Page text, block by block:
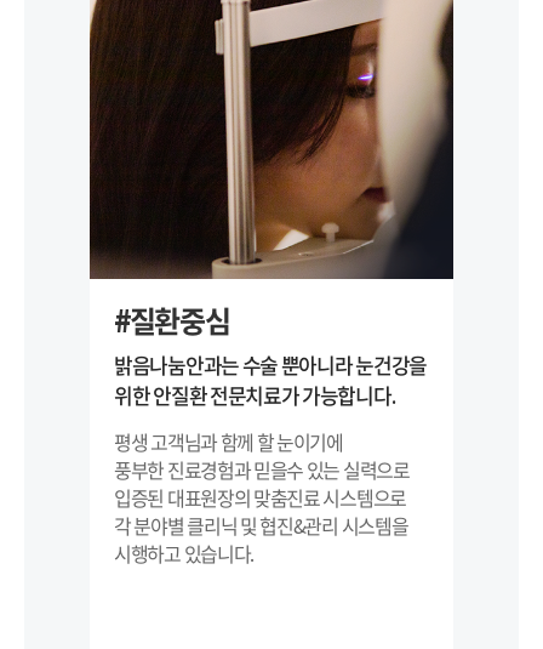
#질환중심
밝음나눔안과는 수술 뿐아니라 눈건강을
위한 안질환 전문치료가 가능합니다.
평생 고객님과 함께 할 눈이기에
풍부한 진료경험과 믿을수 있는 실력으로
입증된 대표원장의 맞춤진료 시스템으로
각 분야별 클리닉 및 협진&관리 시스템을
시행하고 있습니다.